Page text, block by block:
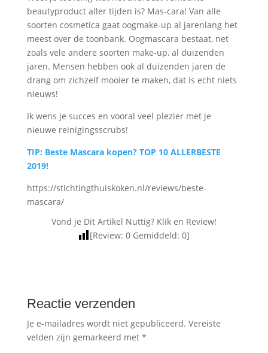
beautyproduct aller tijden is? Mas-cara! Van alle
soorten cosmetica gaat oogmake-up al jarenlang het
meest over de toonbank. Oogmascara bestaat, net
zoals vele andere soorten make-up, al duizenden
jaren. Mensen hebben ook al duizenden jaren de
drang om zichzelf mooier te maken, dat is echt niets
nieuws!
Ik wens je succes en vooral veel plezier met je
nieuwe reinigingsscrubs!
TIP: Beste Mascara kopen? TOP 10 ALLERBESTE
2019!
https://stichtingthuiskoken.nl/reviews/beste-
mascara/
Vond je Dit Artikel Nuttig? Klik en Review!
[Review:0 Gemiddeld:0]
Reactie verzenden
Je e-mailadres wordt niet gepubliceerd. Vereiste
velden zijn gemarkeerd met *